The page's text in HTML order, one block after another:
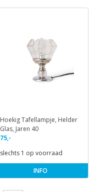
Hoekig Tafellampje, Helder
Glas, Jaren 40
75,-
slechts 1 op voorraad
INFO